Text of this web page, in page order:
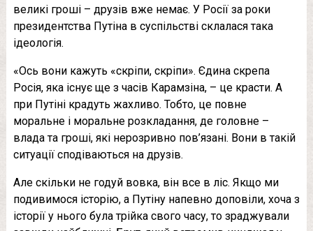
великі гроші – друзів вже немає. У Росії за роки
президентства Путіна в суспільстві склалася така
ідеологія.
«Ось вони кажуть «скріпи, скріпи». Єдина скрепа
Росія, яка існує ще з часів Карамзіна, – це красти. А
при Путіні крадуть жахливо. Тобто, це повне
моральне і моральне розкладання, де головне –
влада та гроші, які нерозривно пов’язані. Вони в такій
ситуації сподіваються на друзів.
Але скільки не годуй вовка, він все в ліс. Якщо ми
подивимося історію, а Путіну напевно доповіли, хоча з
історії у нього була трійка свого часу, то зраджували